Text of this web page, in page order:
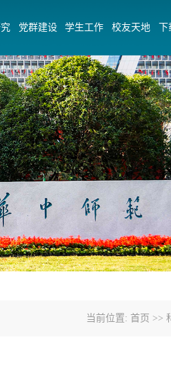
党群建设 学生工作 校友天地
当前位置: 首页 >>